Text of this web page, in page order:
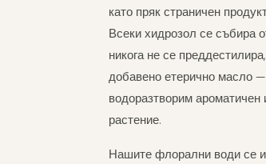
като пряк страничен
Всеки хидрозол се събира
никога не се
добавено етерично масло
водоразтворим
растение.
Нашите флорални води се